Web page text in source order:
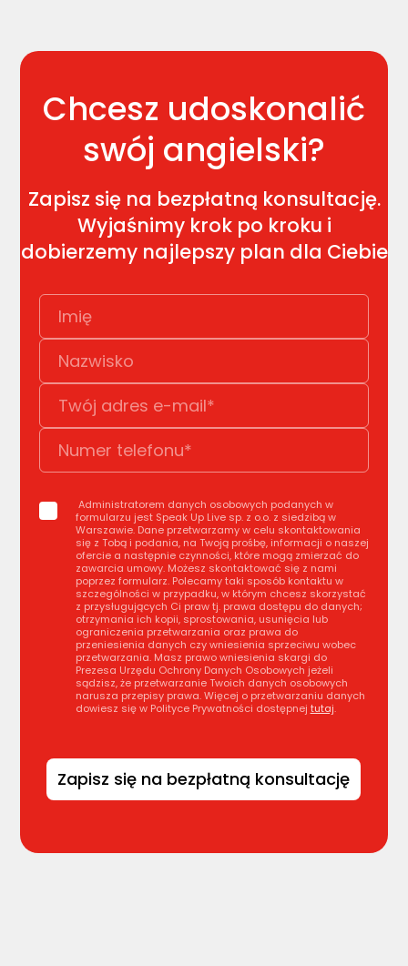
Chcesz udoskonalić
swój angielski?
Zapisz się na bezpłatną konsultację.
Wyjaśnimy krok po kroku i
dobierzemy najlepszy plan dla Ciebie
Administratorem danych osobowych podanych w
formularzu jest Speak Up Live sp. z o.o. z siedzibą w
Warszawie. Dane przetwarzamy w celu skontaktowania
się z Tobą i podania, na Twoją prośbę, informacji o naszej
ofercie a następnie czynności, które mogą zmierzać do
zawarcia umowy. Możesz skontaktować się z nami
poprzez formularz. Polecamy taki sposób kontaktu w
szczególności w przypadku, w którym chcesz skorzystać
z przysługujących Ci praw tj. prawa dostępu do danych;
otrzymania ich kopii, sprostowania, usunięcia lub
ograniczenia przetwarzania oraz prawa do
przeniesienia danych czy wniesienia sprzeciwu wobec
przetwarzania. Masz prawo wniesienia skargi do
Prezesa Urzędu Ochrony Danych Osobowych jeżeli
sądzisz, że przetwarzanie Twoich danych osobowych
narusza przepisy prawa. Więcej o przetwarzaniu danych
dowiesz się w Polityce Prywatności dostępnej tutaj.